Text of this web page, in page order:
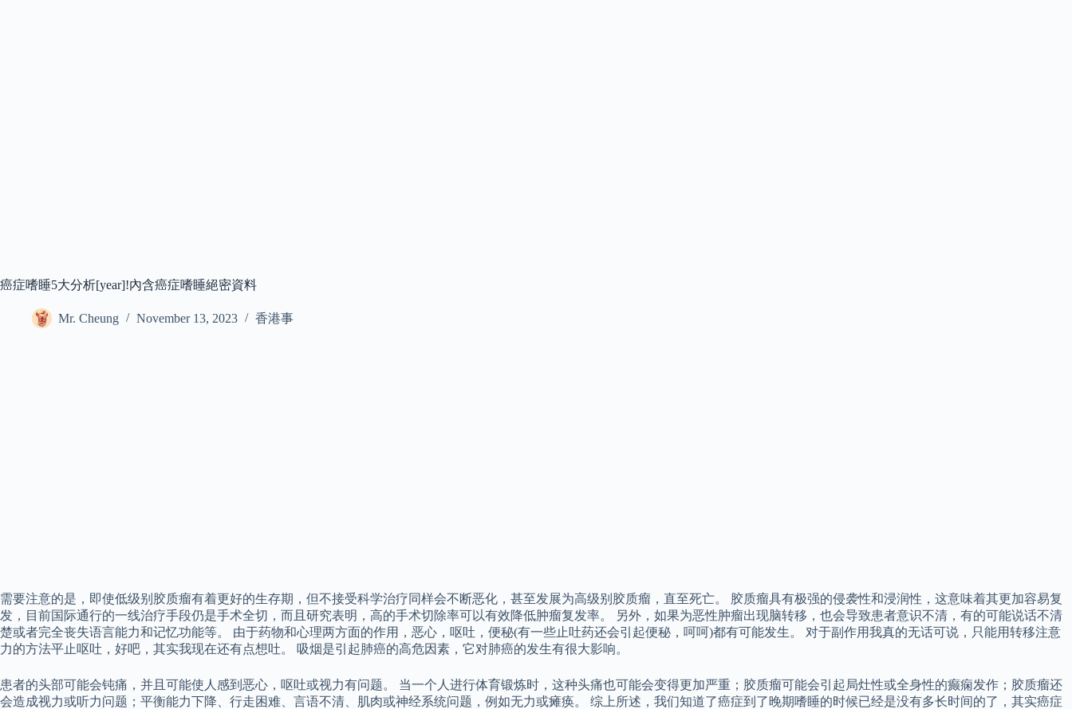
癌症嗜睡5大分析[year]!內含癌症嗜睡絕密資料
Mr. Cheung November 13, 2023 香港事
需要注意的是，即使低级别胶质瘤有着更好的生存期，但不接受科学治疗同样会不断恶化，甚至发展为高级别胶质瘤，直至死亡。 胶质瘤具有极强的侵袭性和浸润性，这意味着其更加容易复
发，目前国际通行的一线治疗手段仍是手术全切，而且研究表明，高的手术切除率可以有效降低肿瘤复发率。 另外，如果为恶性肿瘤出现脑转移，也会导致患者意识不清，有的可能说话不清
楚或者完全丧失语言能力和记忆功能等。 由于药物和心理两方面的作用，恶心，呕吐，便秘(有一些止吐药还会引起便秘，呵呵)都有可能发生。 对于副作用我真的无话可说，只能用转移注意
力的方法平止呕吐，好吧，其实我现在还有点想吐。 吸烟是引起肺癌的高危因素，它对肺癌的发生有很大影响。
患者的头部可能会钝痛，并且可能使人感到恶心，呕吐或视力有问题。 当一个人进行体育锻炼时，这种头痛也可能会变得更加严重；胶质瘤可能会引起局灶性或全身性的癫痫发作；胶质瘤还
会造成视力或听力问题；平衡能力下降、行走困难、言语不清、肌肉或神经系统问题，例如无力或瘫痪。 综上所述，我们知道了癌症到了晚期嗜睡的时候已经是没有多长时间的了，其实癌症